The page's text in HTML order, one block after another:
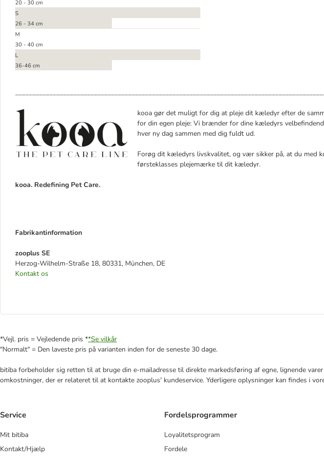
20 - 30 cm
S
26 - 34 cm
M
30 - 40 cm
L
36-46 cm
kooa gør det muligt for dig at pleje dit kæledyr efter de
for din egen pleje: Vi brænder for dine kæledyrs
hver ny dag sammen med dig fuldt ud.
Forøg dit kæledyrs livskvalitet, og vær sikker på, at du med
førsteklasses plejemærke til dit kæledyr.
kooa. Redefining Pet Care.
Fabrikantinformation
zooplus SE
Herzog-Wilhelm-Straße 18, 80331, München, DE
Kontakt os
*Vejl. pris = Vejledende pris **Se vilkår
"Normalt" = Den laveste pris på varianten inden for de seneste 30 dage.
bitiba forbeholder sig retten til at bruge din e-mailadresse til direkte markedsføring af egne, lignende
omkostninger, der er relateret til at kontakte zooplus' kundeservice. Yderligere oplysninger kan findes i
Service
Mit bitiba
Kontakt/Hjælp
Fordelsprogrammer
Loyalitetsprogram
Fordele